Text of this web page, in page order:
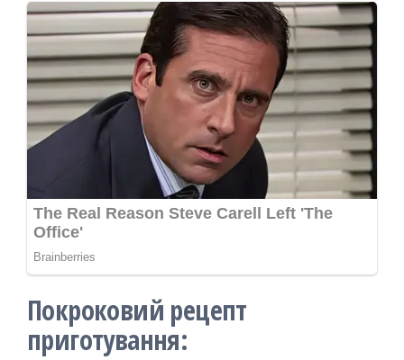
Покроковий рецепт
приготування: